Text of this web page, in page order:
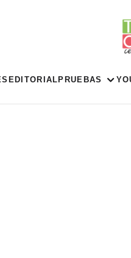
EDITORIAL PRUEBAS